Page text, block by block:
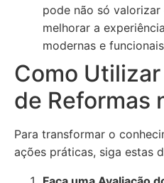
pode não só
melhorar a
modernas e
Como
de Reformas
Para transformar o
ações práticas, siga estas